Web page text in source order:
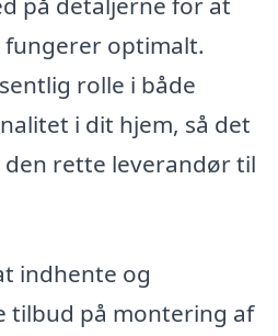
fungerer optimalt.
rolle i både
i dit hjem, så det
rette leverandør til
indhente og
tilbud på montering af